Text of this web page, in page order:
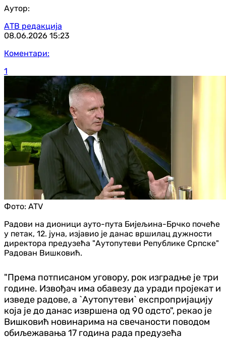
Аутор:
АТВ редакција
08.06.2026 15:23
Коментари:
1
Фото: ATV
Радови на дионици ауто-пута Бијељина-Брчко почеће
у петак, 12. јуна, изјавио је данас вршилац дужности
директора предузећа "Аутопутеви Републике Српске"
Радован Вишковић.
"Према потписаном уговору, рок изградње је три
године. Извођач има обавезу да уради пројекат и
изведе радове, а `Аутопутеви` експропријацију
која је до данас извршена од 90 одсто", рекао је
Вишковић новинарима на свечаности поводом
обиљежавања 17 година рада предузећа